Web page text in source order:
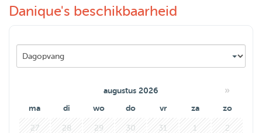
Danique's beschikbaarheid
augustus 2026 »
ma di wo do vr za zo
27 28 29 30 31 1 2